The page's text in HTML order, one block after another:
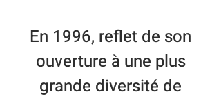
En 1996, reflet de son
ouverture à une plus
grande diversité de